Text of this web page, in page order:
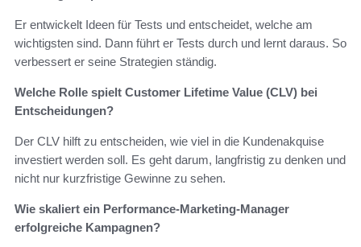
Er entwickelt Ideen für Tests und entscheidet, welche am
wichtigsten sind. Dann führt er Tests durch und lernt daraus. So
verbessert er seine Strategien ständig.
Welche Rolle spielt Customer Lifetime Value (CLV) bei
Entscheidungen?
Der CLV hilft zu entscheiden, wie viel in die Kundenakquise
investiert werden soll. Es geht darum, langfristig zu denken und
nicht nur kurzfristige Gewinne zu sehen.
Wie skaliert ein Performance-Marketing-Manager
erfolgreiche Kampagnen?